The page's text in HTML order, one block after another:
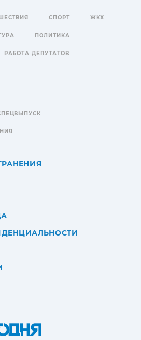
СПОРТ ЖКХ
ПОЛИТИКА
РАБОТА ДЕПУТАТОВ